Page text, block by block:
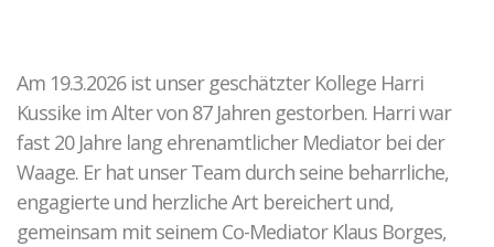
Fallspektrum TOA
Ergebnisse
Fallbeispiele
O-Töne TOA
Gewalt in Beziehungen
Am 19.3.2026 ist unser geschätzter Kollege Harri
Kussike im Alter von 87 Jahren gestorben. Harri war
fast 20 Jahre lang ehrenamtlicher Mediator bei der
Waage. Er hat unser Team durch seine beharrliche,
engagierte und herzliche Art bereichert und,
gemeinsam mit seinem Co-Mediator Klaus Borges,